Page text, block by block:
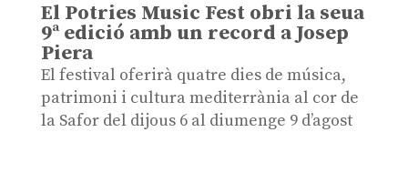
El Potries Music Fest obri la seua
9ª edició amb un record a Josep
Piera
El festival oferirà quatre dies de música,
patrimoni i cultura mediterrània al cor de
la Safor del dijous 6 al diumenge 9 d’agost